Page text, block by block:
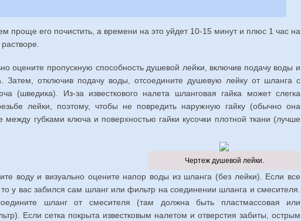
проще его почистить, а времени на это уйдет 10-15 минут и плюс 1 час на
оцените пропускную способность душевой лейки, включив подачу воды и
отключив подачу воды, отсоедините душевую лейку от шланга с
(шведика). Из-за известкового налета шланговая гайка может слегка
лейки, поэтому, чтобы не повредить наружную гайку (обычно она
губками ключа и поверхностью гайки кусочки плотной ткани (лучше
Чертеж душевой лейки.
воду и визуально оцените напор воды из шланга (без лейки). Если все
у вас забился сам шланг или фильтр на соединении шланга и смесителя.
шланг от смесителя (там должна быть пластмассовая или
Если сетка покрыта известковым налетом и отверстия забиты, острым